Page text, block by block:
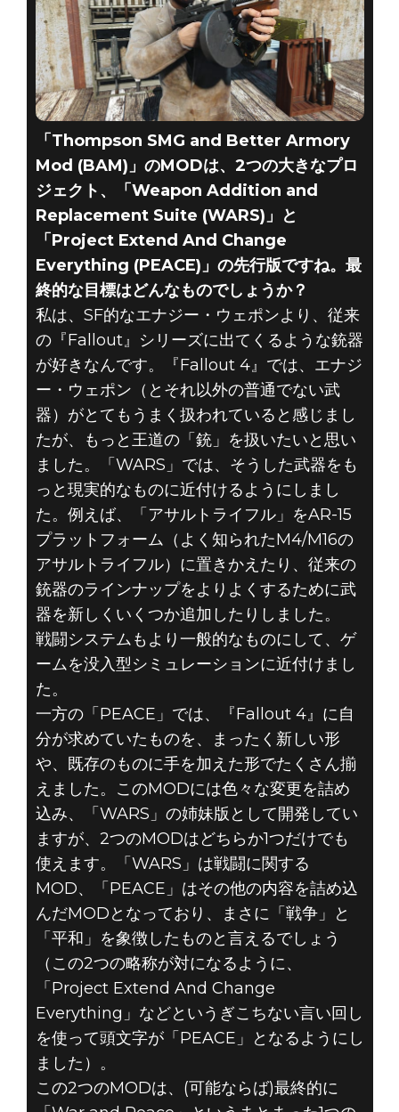
「Thompson SMG and Better Armory
Mod (BAM)」のMODは、2つの大きなプロ
ジェクト、「Weapon Addition and
Replacement Suite (WARS)」と
「Project Extend And Change
Everything (PEACE)」の先行版ですね。最
終的な目標はどんなものでしょうか？
私は、SF的なエナジー・ウェポンより、従来
の『Fallout』シリーズに出てくるような銃器
が好きなんです。『Fallout 4』では、エナジ
ー・ウェポン（とそれ以外の普通でない武
器）がとてもうまく扱われていると感じまし
たが、もっと王道の「銃」を扱いたいと思い
ました。「WARS」では、そうした武器をも
っと現実的なものに近付けるようにしまし
た。例えば、「アサルトライフル」をAR-15
プラットフォーム（よく知られたM4/M16の
アサルトライフル）に置きかえたり、従来の
銃器のラインナップをよりよくするために武
器を新しくいくつか追加したりしました。
戦闘システムもより一般的なものにして、ゲ
ームを没入型シミュレーションに近付けまし
た。
一方の「PEACE」では、『Fallout 4』に自
分が求めていたものを、まったく新しい形
や、既存のものに手を加えた形でたくさん揃
えました。このMODには色々な変更を詰め
込み、「WARS」の姉妹版として開発してい
ますが、2つのMODはどちらか1つだけでも
使えます。「WARS」は戦闘に関する
MOD、「PEACE」はその他の内容を詰め込
んだMODとなっており、まさに「戦争」と
「平和」を象徴したものと言えるでしょう
（この2つの略称が対になるように、
「Project Extend And Change
Everything」などというぎこちない言い回し
を使って頭文字が「PEACE」となるようにし
ました）。
この2つのMODは、(可能ならば)最終的に